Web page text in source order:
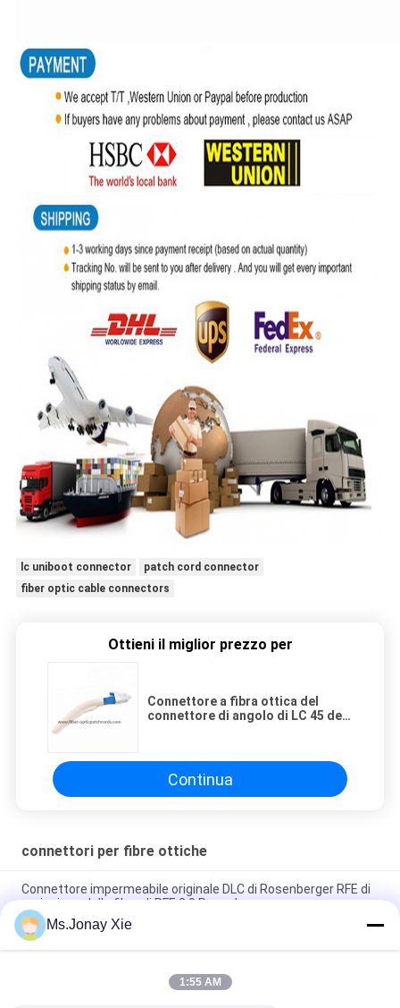
lc uniboot connector
patch cord connector
fiber optic cable connectors
Ottieni il miglior prezzo per
Connettore a fibra ottica del
connettore di angolo di LC 45 del
assemblaggio 3.0mm
Continua
connettori per fibre ottiche
Connettore impermeabile originale DLC di Rosenberger RFE di
recinzione della fibra di RFE 2,0 Rosenberger
Connettore impermeabile originale DLC di Rosenberger RFE di
recinzione della fibra di RFE 2,0 Rosenberger
Connettore impermeabile KPDLC Cavo in fibra ottica
Ms.Jonay Xie
1:55 AM